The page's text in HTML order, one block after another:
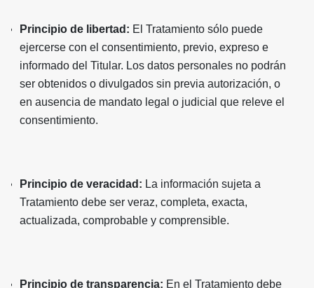
Principio de libertad: El Tratamiento sólo puede
ejercerse con el consentimiento, previo, expreso e
informado del Titular. Los datos personales no podrán
ser obtenidos o divulgados sin previa autorización, o
en ausencia de mandato legal o judicial que releve el
consentimiento.
Principio de veracidad: La información sujeta a
Tratamiento debe ser veraz, completa, exacta,
actualizada, comprobable y comprensible.
Principio de transparencia: En el Tratamiento debe